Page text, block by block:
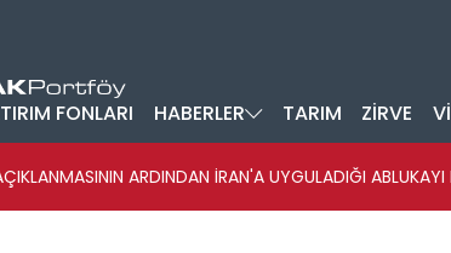
FONLARI HABERLER TARIM ZİRVE
ARDINDAN İRAN'A UYGULADIĞI ABLUKAYI